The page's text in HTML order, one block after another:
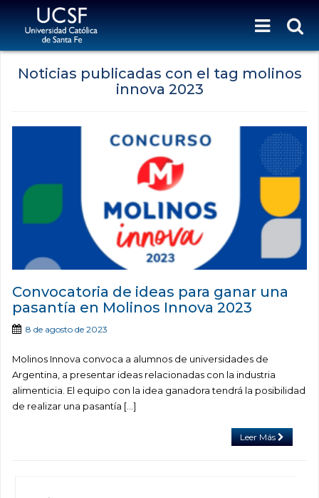
Noticias publicadas con el tag molinos
innova 2023
Convocatoria de ideas para ganar una
pasantía en Molinos Innova 2023
8 de agosto de 2023
Molinos Innova convoca a alumnos de universidades de
Argentina, a presentar ideas relacionadas con la industria
alimenticia. El equipo con la idea ganadora tendrá la posibilidad
de realizar una pasantía […]
Leer Más